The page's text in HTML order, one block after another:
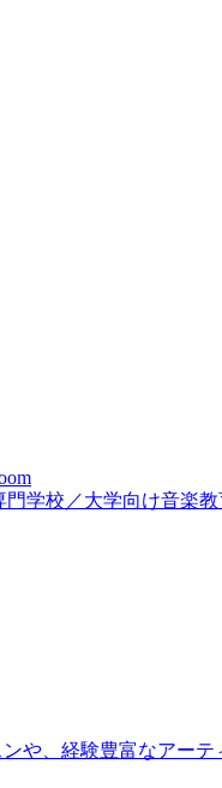
門学校／大学向け音楽教
や、経験豊富なアー